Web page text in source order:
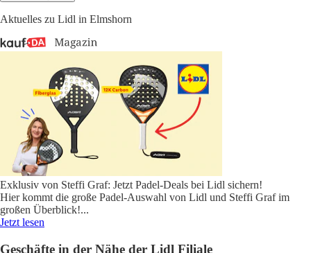
Aktuelles zu Lidl in Elmshorn
Exklusiv von Steffi Graf: Jetzt Padel-Deals bei Lidl sichern!
Hier kommt die große Padel-Auswahl von Lidl und Steffi Graf im
großen Überblick!...
Jetzt lesen
Geschäfte in der Nähe der Lidl Filiale